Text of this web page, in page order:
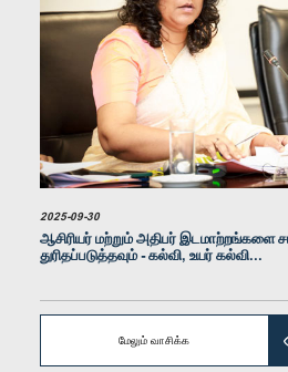
கௌரவ (கலாநிதி) உபாலி
உறுப்பினர்
2025-09-30
ஆசிரியர் மற்றும் அதிபர் இடமாற்றங்களை
துரிதப்படுத்தவும் - கல்வி, உயர் கல்வி...
மேலும் வாசிக்க